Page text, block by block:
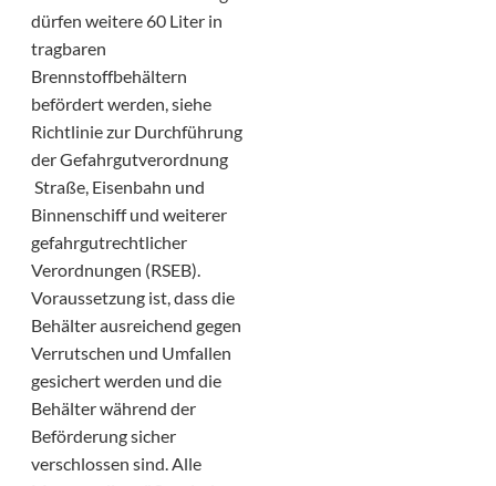
dürfen weitere 60 Liter in
tragbaren
Brennstoffbehältern
befördert werden, siehe
Richtlinie zur Durchführung
der Gefahrgutverordnung
Straße, Eisenbahn und
Binnenschiff und weiterer
gefahrgutrechtlicher
Verordnungen (RSEB).
Voraussetzung ist, dass die
Behälter ausreichend gegen
Verrutschen und Umfallen
gesichert werden und die
Behälter während der
Beförderung sicher
verschlossen sind. Alle